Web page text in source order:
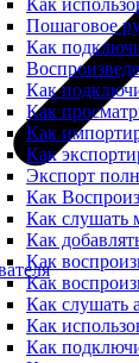
Как
Пошаговое
Как
Как
Как
Как
Как
Экспорт
Как
Как слушать
Как
Как
Как
Как слушать
Как
Как